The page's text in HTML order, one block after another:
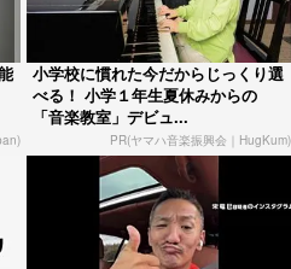
小学校に慣れた今だからじっくり選
べる！ 小学１年生夏休みからの
「音楽教室」デビュ...
PR(ヤマハ音楽振興会｜HugKum)